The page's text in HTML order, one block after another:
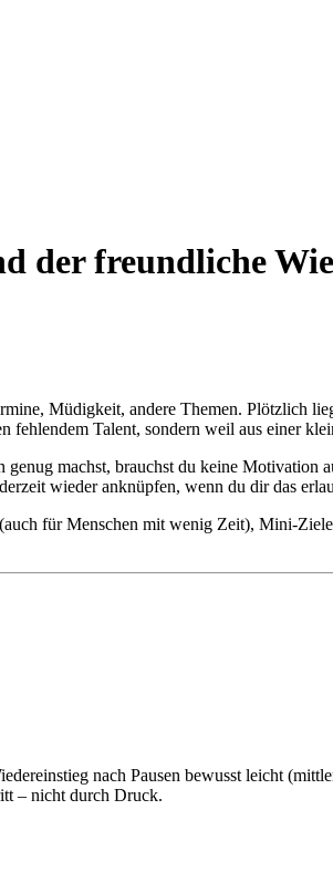
der freundliche
Müdigkeit, andere Themen. Plötzlich
Talent, sondern weil aus einer
machst, brauchst du keine Motivation
wieder anknüpfen, wenn du dir das
für Menschen mit wenig Zeit), Mini-
nach Pausen bewusst leicht
– nicht durch Druck.